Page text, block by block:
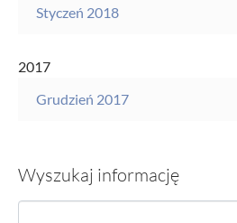
Styczeń 2018
2017
Grudzień 2017
Wyszukaj informację